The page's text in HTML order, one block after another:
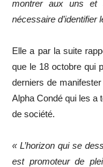
montrer aux uns et
nécessaire
Elle a par la suite
que le 18 octobre qui
derniers de manifester
Alpha Condé qui les a
de société.
« L’horizon qui se
est promoteur de